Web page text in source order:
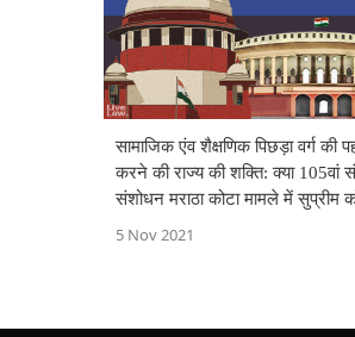
सामाजिक एंव शैक्षणिक पिछड़ा वर्ग की
करने की राज्य की शक्ति: क्या 105वां
संशोधन मराठा कोटा मामले में सुप्रीम
व्याख्या को पूरी तरह से समाप्त कर देता
5 Nov 2021